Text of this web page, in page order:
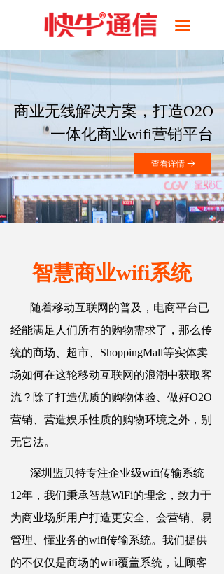
끀
产品
解决方案
成功案例
技术支持
关于我们
商业无线解决方案，打造O2O
一体化商业wifi营销平台
查看详情 뀠
智慧商业wifi系统
随着移动互联网的普及，电商平台已
经能满足人们所有的购物需求了，那么传
统的商场、超市、ShoppingMall等实体卖
场如何在这轮移动互联网的浪潮中获取客
流？除了打造优质的购物体验、做好O2O
营销、营造娱乐性质的购物环境之外，别
无它法。
深圳盟贝特专注企业级wifi传输系统
12年，我们秉承智慧WiFi的理念，致力于
为商业场所用户打造更安全、会营销、易
管理、懂业务的wifi传输系统。我们提供
的不仅仅是商场的wifi覆盖系统，让顾客